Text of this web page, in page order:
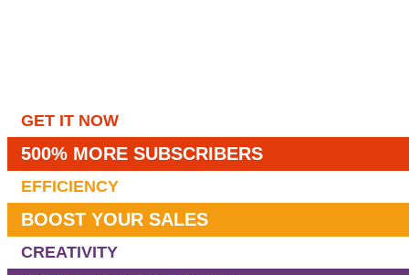
GET IT NOW
500% MORE SUBSCRIBERS
EFFICIENCY
BOOST YOUR SALES
CREATIVITY